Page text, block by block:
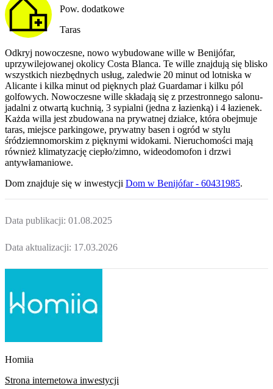
Pow. dodatkowe
Taras
Odkryj nowoczesne, nowo wybudowane wille w Benijófar,
uprzywilejowanej okolicy Costa Blanca. Te wille znajdują się blisko
wszystkich niezbędnych usług, zaledwie 20 minut od lotniska w
Alicante i kilka minut od pięknych plaż Guardamar i kilku pól
golfowych. Nowoczesne wille składają się z przestronnego salonu-
jadalni z otwartą kuchnią, 3 sypialni (jedna z łazienką) i 4 łazienek.
Każda willa jest zbudowana na prywatnej działce, która obejmuje
taras, miejsce parkingowe, prywatny basen i ogród w stylu
śródziemnomorskim z pięknymi widokami. Nieruchomości mają
również klimatyzację ciepło/zimno, wideodomofon i drzwi
antywłamaniowe.
Dom znajduje się w inwestycji Dom w Benijófar - 60431985.
Data publikacji: 01.08.2025
Data aktualizacji: 17.03.2026
Homiia
Strona internetowa inwestycji